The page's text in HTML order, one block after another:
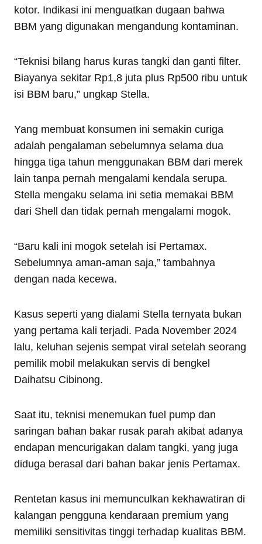
kotor. Indikasi ini menguatkan dugaan bahwa
BBM yang digunakan mengandung kontaminan.
“Teknisi bilang harus kuras tangki dan ganti filter.
Biayanya sekitar Rp1,8 juta plus Rp500 ribu untuk
isi BBM baru,” ungkap Stella.
Yang membuat konsumen ini semakin curiga
adalah pengalaman sebelumnya selama dua
hingga tiga tahun menggunakan BBM dari merek
lain tanpa pernah mengalami kendala serupa.
Stella mengaku selama ini setia memakai BBM
dari Shell dan tidak pernah mengalami mogok.
“Baru kali ini mogok setelah isi Pertamax.
Sebelumnya aman-aman saja,” tambahnya
dengan nada kecewa.
Kasus seperti yang dialami Stella ternyata bukan
yang pertama kali terjadi. Pada November 2024
lalu, keluhan sejenis sempat viral setelah seorang
pemilik mobil melakukan servis di bengkel
Daihatsu Cibinong.
Saat itu, teknisi menemukan fuel pump dan
saringan bahan bakar rusak parah akibat adanya
endapan mencurigakan dalam tangki, yang juga
diduga berasal dari bahan bakar jenis Pertamax.
Rentetan kasus ini memunculkan kekhawatiran di
kalangan pengguna kendaraan premium yang
memiliki sensitivitas tinggi terhadap kualitas BBM.